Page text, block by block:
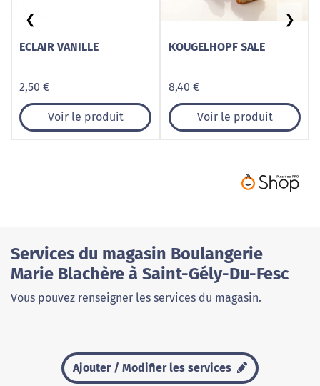
ECLAIR VANILLE
2,50 €
Voir le produit
KOUGELHOPF SALE
8,40 €
Voir le produit
❮ ❯
Services du magasin Boulangerie
Marie Blachère à Saint-Gély-Du-Fesc
Vous pouvez renseigner les services du magasin.
Ajouter / Modifier les services